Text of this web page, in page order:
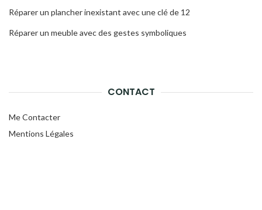
Réparer un plancher inexistant avec une clé de 12
Réparer un meuble avec des gestes symboliques
CONTACT
Me Contacter
Mentions Légales